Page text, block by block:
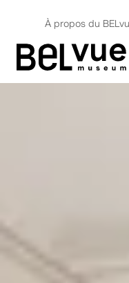
À propos du